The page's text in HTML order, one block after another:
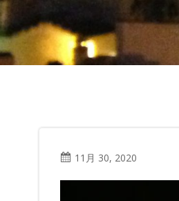
ッ
プ
11月 30, 2020